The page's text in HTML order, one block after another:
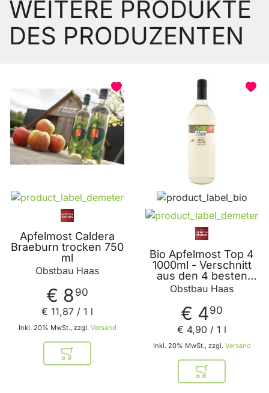
WEITERE PRODUKTE
DES PRODUZENTEN
Apfelmost Caldera
Braeburn trocken 750
ml
Obstbau Haas
€ 8 90
Inkl. 20% MwSt., zzgl. Versand
€ 11,87 / 1 l
In den Warenkorb
Bio Apfelmost Top 4
1000ml - Verschnitt
aus den 4 besten
Mostsorten -
Braeburn - Bohnapfel
- Ilzer Rosenapfel und
Jonagold von
Obstbau Haas
Obstbau Haas
€ 490
Inkl. 20% MwSt., zzgl. Versand
€ 4,90 / 1 l
In den